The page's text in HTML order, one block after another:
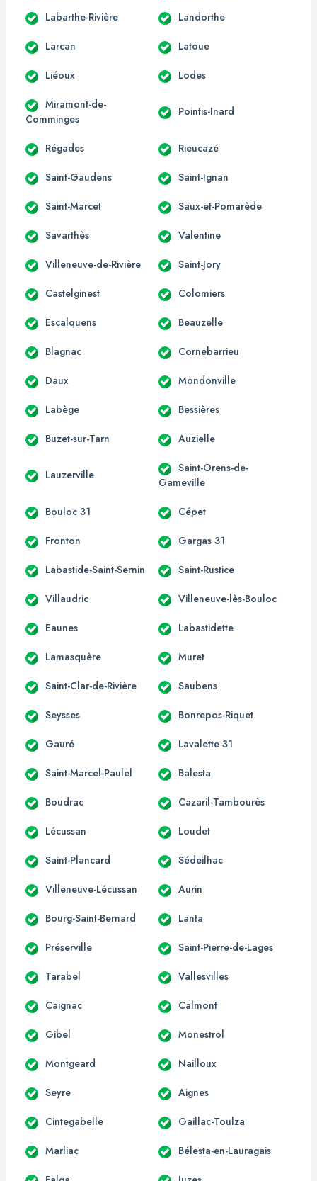
Labarthe-Rivière Landorthe
Larcan Latoue
Liéoux Lodes
Miramont-de-
Comminges
Pointis-Inard
Régades Rieucazé
Saint-Gaudens Saint-Ignan
Saint-Marcet Saux-et-Pomarède
Savarthès Valentine
Villeneuve-de-Rivière Saint-Jory
Castelginest Colomiers
Escalquens Beauzelle
Blagnac Cornebarrieu
Daux Mondonville
Labège Bessières
Buzet-sur-Tarn Auzielle
Lauzerville
Saint-Orens-de-
Gameville
Bouloc 31 Cépet
Fronton Gargas 31
Labastide-Saint-Sernin Saint-Rustice
Villaudric Villeneuve-lès-Bouloc
Eaunes Labastidette
Lamasquère Muret
Saint-Clar-de-Rivière Saubens
Seysses Bonrepos-Riquet
Gauré Lavalette 31
Saint-Marcel-Paulel Balesta
Boudrac Cazaril-Tambourès
Lécussan Loudet
Saint-Plancard Sédeilhac
Villeneuve-Lécussan Aurin
Bourg-Saint-Bernard Lanta
Préserville Saint-Pierre-de-Lages
Tarabel Vallesvilles
Caignac Calmont
Gibel Monestrol
Montgeard Nailloux
Seyre Aignes
Cintegabelle Gaillac-Toulza
Marliac Bélesta-en-Lauragais